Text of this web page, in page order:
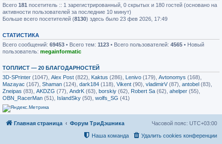
Всего 181 посетитель :: 1 зарегистрированный, 0 скрытых и 180 гостей (основано на
активности пользователей за последние 10 минут)
Больше всего посетителей (8130) здесь было 23 фев 2026, 17:49
СТАТИСТИКА
Всего сообщений: 69453 • Всего тем: 1123 • Всего пользователей: 4565 • Новый
пользователь: megainformatic
ТОПЛИСТ — 20 БЛАГОДАРНОСТЕЙ
3D-SPrinter (1047), Alex Post (822), Kaktus (286), Lenivo (179), Avtonomys (168),
Mazayac (167), Shaman (124), dark184 (118), Vikent (90), vladimirV(87), antobel (83),
Zneipas (83), AKDZG (77), AndrK (63), borskiy (62), Robert Sa (62), ahelper (55),
OBN_RacerMan (51), IslandSky (50), wolfs_SG (41)
Главная страница Форум ТриДэшника Часовой пояс: UTC+03:00
Удалить cookies конференции
Наша команда